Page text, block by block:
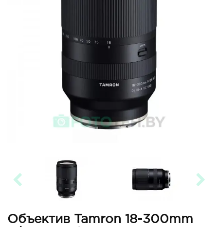
Объектив Tamron 18-300mm